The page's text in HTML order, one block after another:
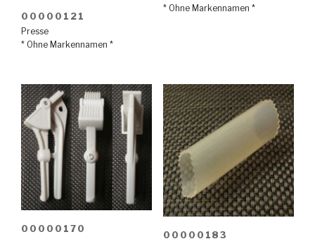
00000121
Presse
* Ohne Markennamen *
* Ohne Markennamen *
00000170
00000183